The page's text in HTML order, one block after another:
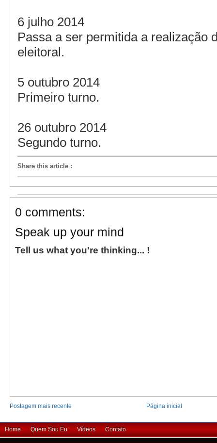
6 julho 2014
Passa a ser permitida a realização
eleitoral.
5 outubro 2014
Primeiro turno.
26 outubro 2014
Segundo turno.
Share this article :
0 comments:
Speak up your mind
Tell us what you're thinking... !
Postagem mais recente Página inicial
Home Quem Sou Eu Vídeos Contato